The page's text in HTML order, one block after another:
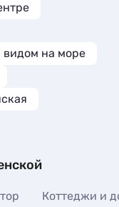
видом на море
Коттеджи и